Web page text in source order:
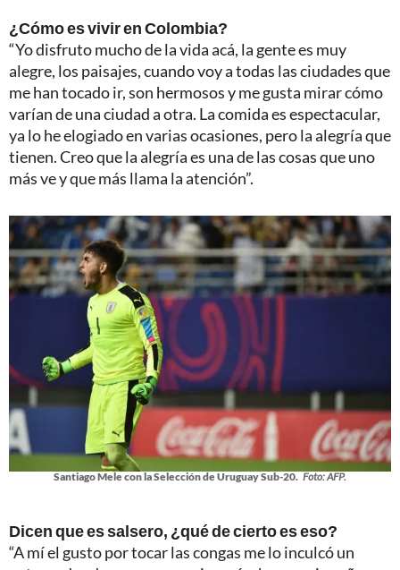
¿Cómo es vivir en Colombia?
“Yo disfruto mucho de la vida acá, la gente es muy
alegre, los paisajes, cuando voy a todas las ciudades que
me han tocado ir, son hermosos y me gusta mirar cómo
varían de una ciudad a otra. La comida es espectacular,
ya lo he elogiado en varias ocasiones, pero la alegría que
tienen. Creo que la alegría es una de las cosas que uno
más ve y que más llama la atención”.
Santiago Mele con la Selección de Uruguay Sub-20. Foto: AFP.
Dicen que es salsero, ¿qué de cierto es eso?
“A mí el gusto por tocar las congas me lo inculcó un